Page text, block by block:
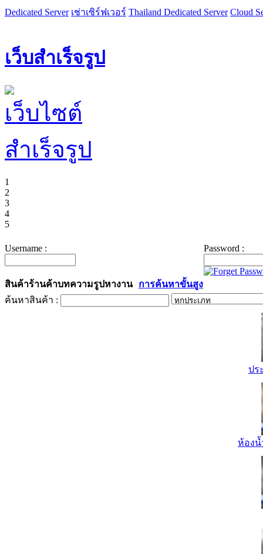
Dedicated Server เช่าเซิร์ฟเวอร์ Thailand Dedicated Server Cloud
เว็บสำเร็จรูป
1
2
3
4
5
Username : Password :
สินค้าร้านค้าบทความรูปหางาน
การค้นหาขั้นสูง
ค้นหาสินค้า :
ปร
ห้องน้